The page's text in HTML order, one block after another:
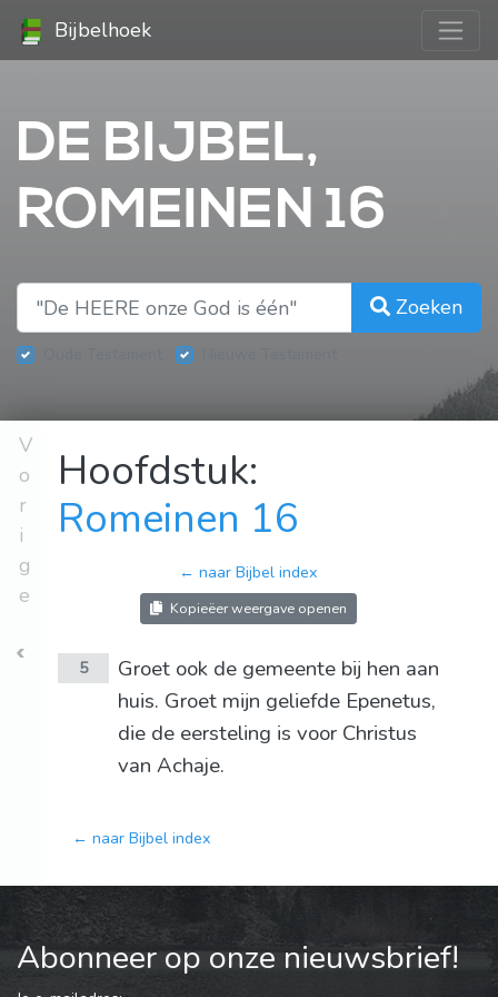
Bijbelhoek
DE BIJBEL,
ROMEINEN 16
Zoeken
V
o
r
i
g
e
Hoofdstuk:
Romeinen 16
← naar Bijbel index
Kopieëer weergave openen
5
Groet ook de gemeente bij hen aan
huis. Groet mijn geliefde Epenetus,
die de eersteling is voor Christus
van Achaje.
← naar Bijbel index
Abonneer op onze nieuwsbrief!